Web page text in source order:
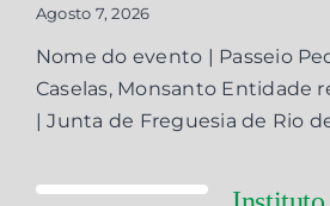
Agosto 7, 2026
Nome do evento | Passeio
Caselas, Monsanto Entidade
| Junta de Freguesia de Rio